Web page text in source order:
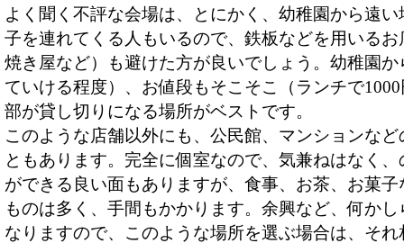
よく聞く不評な会場は、とにかく、幼稚園から遠
子を連れてくる人もいるので、鉄板などを用いる
焼き屋など）も避けた方が良いでしょう。幼稚園
ていける程度）、お値段もそこそこ（ランチで
部が貸し切りになる場所がベストです。
このような店舗以外にも、公民館、マンションな
ともあります。完全に個室なので、気兼ねはなく
ができる良い面もありますが、食事、お茶、お菓
ものは多く、手間もかかります。余興など、何か
なりますので、このような場所を選ぶ場合は、そ